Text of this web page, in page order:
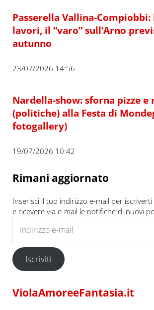
Passerella Vallina-
lavori, il “varo” sull’Arno
autunno
23/07/2026 14:56
Nardella-show: sforna pizze e
(politiche) alla Festa di
fotogallery)
19/07/2026 10:42
Rimani aggiornato
Inserisci il tuo indirizzo e-mail per
e ricevere via e-mail le notifiche di nuovi
Iscriviti
ViolaAmoreeFantasia.it